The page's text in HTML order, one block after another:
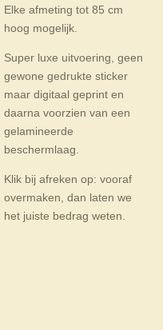
Elke afmeting tot 85 cm
hoog mogelijk.
Super luxe uitvoering, geen
gewone gedrukte sticker
maar digitaal geprint en
daarna voorzien van een
gelamineerde
beschermlaag.
Klik bij afreken op: vooraf
overmaken, dan laten we
het juiste bedrag weten.